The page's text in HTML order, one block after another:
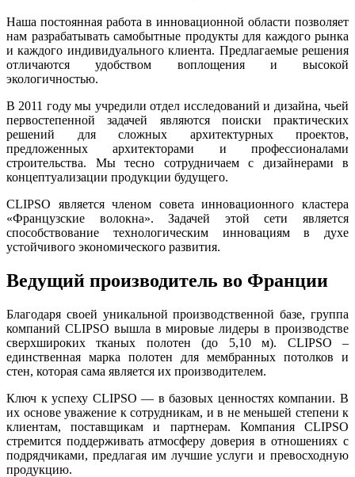
Наша постоянная работа в инновационной области позволяет
нам разрабатывать самобытные продукты для каждого рынка
и каждого индивидуального клиента. Предлагаемые решения
отличаются удобством воплощения и высокой
экологичностью.
В 2011 году мы учредили отдел исследований и дизайна, чьей
первостепенной задачей являются поиски практических
решений для сложных архитектурных проектов,
предложенных архитекторами и профессионалами
строительства. Мы тесно сотрудничаем с дизайнерами в
концептуализации продукции будущего.
CLIPSO является членом совета инновационного кластера
«Французские волокна». Задачей этой сети является
способствование технологическим инновациям в духе
устойчивого экономического развития.
Ведущий производитель во Франции
Благодаря своей уникальной производственной базе, группа
компаний CLIPSO вышла в мировые лидеры в производстве
сверхшироких тканых полотен (до 5,10 м). CLIPSO –
единственная марка полотен для мембранных потолков и
стен, которая сама является их производителем.
Ключ к успеху CLIPSO — в базовых ценностях компании. В
их основе уважение к сотрудникам, и в не меньшей степени к
клиентам, поставщикам и партнерам. Компания CLIPSO
стремится поддерживать атмосферу доверия в отношениях с
подрядчиками, предлагая им лучшие услуги и превосходную
продукцию.